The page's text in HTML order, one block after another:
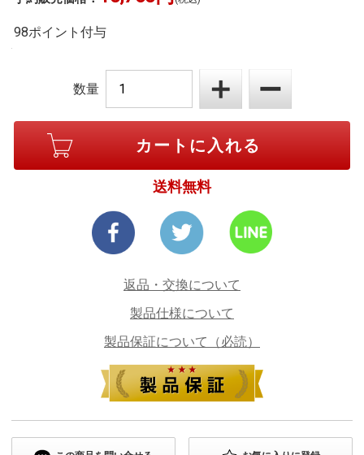
98ポイント付与
数量
送料無料
返品・交換について
製品仕様について
製品保証について（必読）